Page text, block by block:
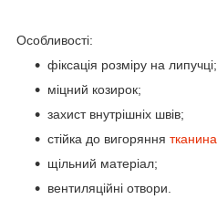
Особливості:
фіксація розміру на липучці;
міцний козирок;
захист внутрішніх швів;
стійка до вигоряння тканина
щільний матеріал;
вентиляційні отвори.